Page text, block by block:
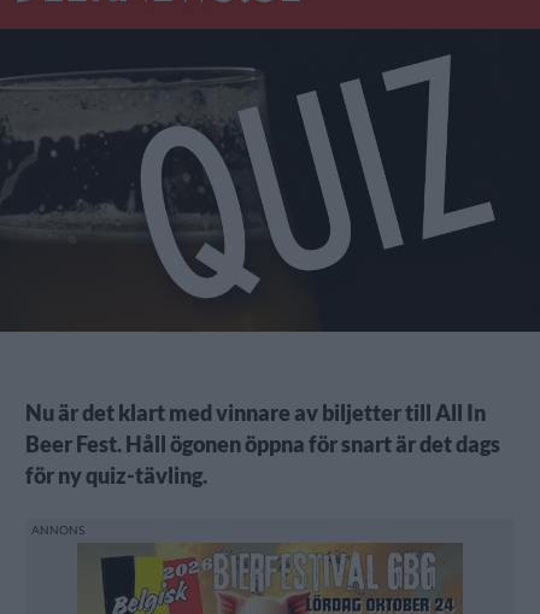
Nu är det klart med vinnare av biljetter till All In
Beer Fest. Håll ögonen öppna för snart är det dags
för ny quiz-tävling.